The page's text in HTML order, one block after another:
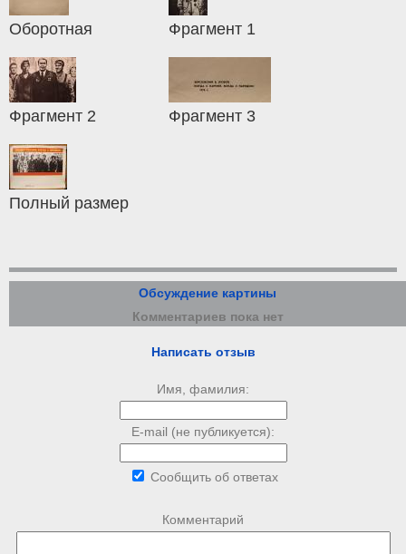
Оборотная Фрагмент 1
Фрагмент 2 Фрагмент 3
Полный размер
Обсуждение картины
Комментариев пока нет
Написать отзыв
Имя, фамилия:
E-mail (не публикуется):
Сообщить об ответах
Комментарий